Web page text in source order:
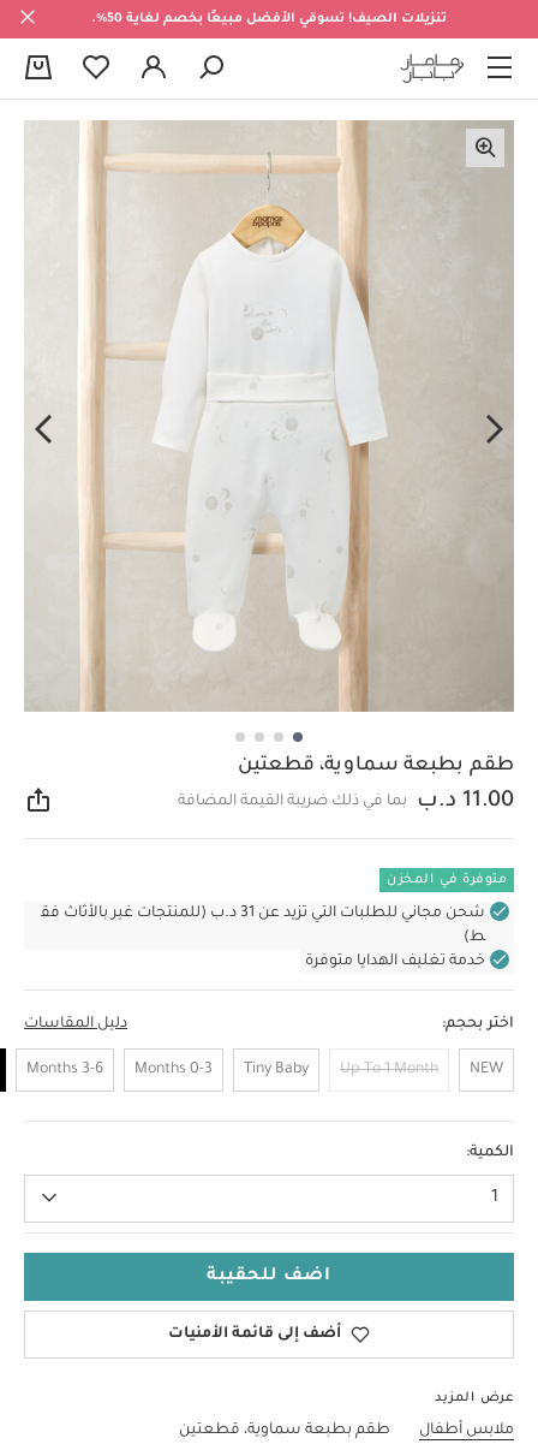
تنزيلات الصيف! تسوقي الأفضل مبيعًا بخصم لغاية 50%.
طقم بطبعة سماوية، قطعتين
11.00 د.ب بما في ذلك ضريبة القيمة المضافة
متوفرة في المخزن
شحن مجاني للطلبات التي تزيد عن 31 د.ب (للمنتجات غير بالأثاث فق
ط)
خدمة تغليف الهدايا متوفرة
اختر بحجم: دليل المقاسات
NEW
Up To 1 Month
Tiny Baby
0-3 Months
3-6 Months
الكمية:
1
اضف للحقيبة
أضف إلى قائمة الأمنيات
عرض المزيد
ملابس أطفال طقم بطبعة سماوية، قطعتين